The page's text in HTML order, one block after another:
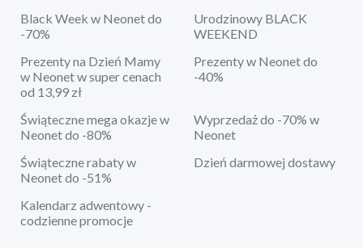
Black Week w Neonet do
-70%
Urodzinowy BLACK
WEEKEND
Prezenty na Dzień Mamy
w Neonet w super cenach
od 13,99 zł
Prezenty w Neonet do
-40%
Świąteczne mega okazje w
Neonet do -80%
Wyprzedaż do -70% w
Neonet
Świąteczne rabaty w
Neonet do -51%
Dzień darmowej dostawy
Kalendarz adwentowy -
codzienne promocje